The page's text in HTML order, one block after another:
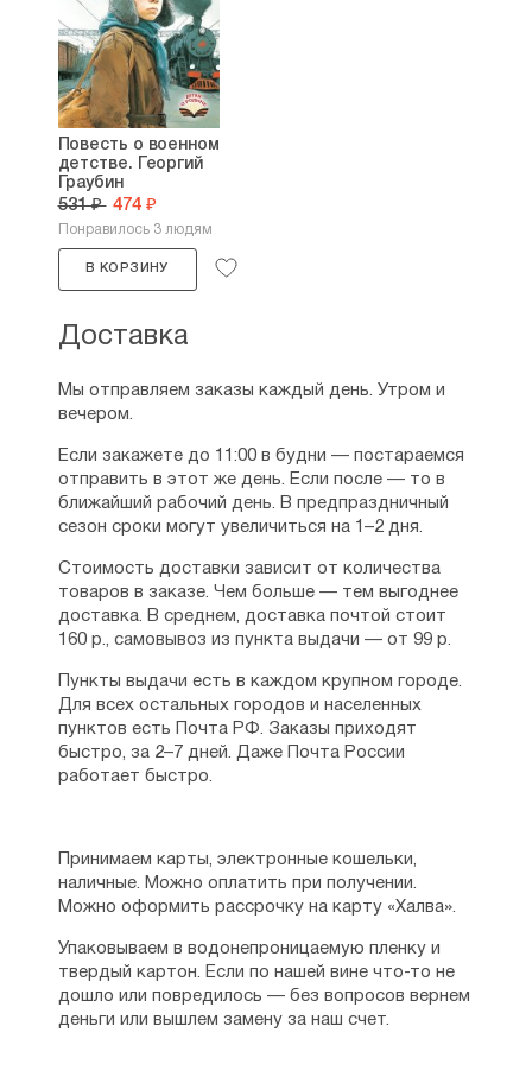
Повесть о военном
детстве. Георгий
Граубин
531 ₽ 474 ₽
Понравилось 3 людям
В КОРЗИНУ
Доставка
Мы отправляем заказы каждый день. Утром и
вечером.
Если закажете до 11:00 в будни — постараемся
отправить в этот же день. Если после — то в
ближайший рабочий день. В предпраздничный
сезон сроки могут увеличиться на 1–2 дня.
Стоимость доставки зависит от количества
товаров в заказе. Чем больше — тем выгоднее
доставка. В среднем, доставка почтой стоит
160 р., самовывоз из пункта выдачи — от 99 р.
Пункты выдачи есть в каждом крупном городе.
Для всех остальных городов и населенных
пунктов есть Почта РФ. Заказы приходят
быстро, за 2–7 дней. Даже Почта России
работает быстро.
Принимаем карты, электронные кошельки,
наличные. Можно оплатить при получении.
Можно оформить рассрочку на карту «Халва».
Упаковываем в водонепроницаемую пленку и
твердый картон. Если по нашей вине что-то не
дошло или повредилось — без вопросов вернем
деньги или вышлем замену за наш счет.